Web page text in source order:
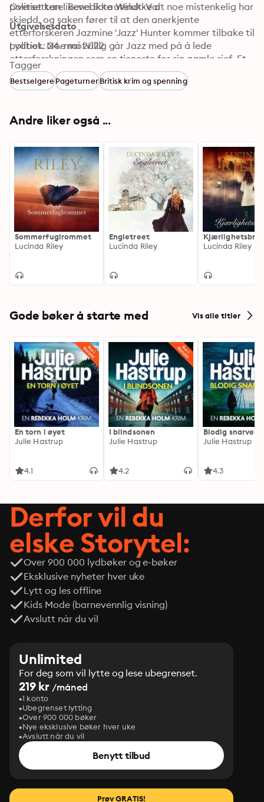
politiet kan likevel ikke utelukke at noe mistenkelig har
skjedd, og saken fører til at den anerkjente
etterforskeren Jazmine 'Jazz' Hunter kommer tilbake til
politiet. Noe motvillig går Jazz med på å lede
etterforskningen som en tjeneste for sin gamle sjef. Et
makabert funn på skolens område gjør saken til den
vanskeligste drapsetterforskningen i hennes karriere.
Oversettere: Benedicta Windt-Val
Utgivelsesdato
Lydbok: 24. mai 2022
Tagger
BestselgerePageturnerBritisk krim og spenning
Andre liker også ...
Sommerfuglrommet
Lucinda Riley
Engletreet
Lucinda Riley
Lucinda Riley
Gode bøker å starte med Vis alle titler
En torn i øyet
Julie Hastrup
4.1
I blindsonen
Julie Hastrup
4.2
Blodig snarvei
Julie Hastrup
4.3
Derfor vil du
elske Storytel:
Over 900 000 lydbøker og e-bøker
Eksklusive nyheter hver uke
Lytt og les offline
Kids Mode (barnevennlig visning)
Avslutt når du vil
Unlimited
For deg som vil lytte og lese ubegrenset.
219 kr /måned
1 konto
Ubegrenset lytting
Over 900 000 bøker
Nye eksklusive bøker hver uke
Avslutt når du vil
Benytt tilbud
Prøv GRATIS!